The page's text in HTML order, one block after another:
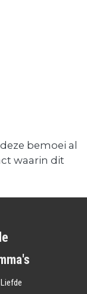
bemoei al
waarin dit